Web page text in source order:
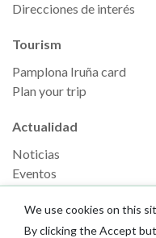
Direcciones de interés
Tourism
Pamplona Iruña card
Plan your trip
Actualidad
Noticias
Eventos
Ruedas de prensa
We use cookies on this
By clicking the Accept